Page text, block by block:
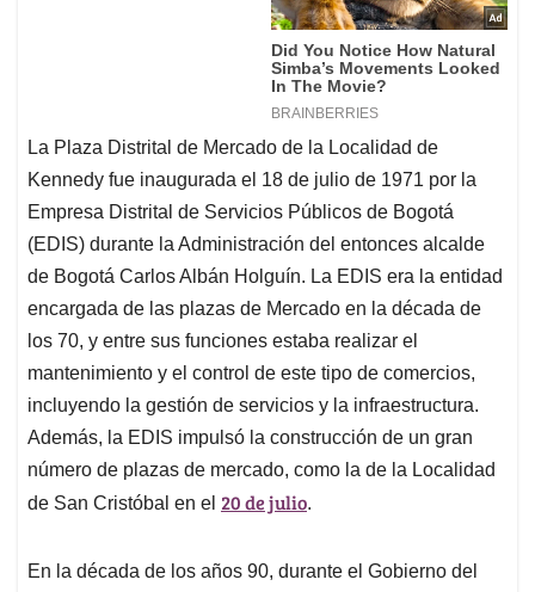
La Plaza Distrital de Mercado de la Localidad de
Kennedy fue inaugurada el 18 de julio de 1971 por la
Empresa Distrital de Servicios Públicos de Bogotá
(EDIS) durante la Administración del entonces alcalde
de Bogotá Carlos Albán Holguín. La EDIS era la entidad
encargada de las plazas de Mercado en la década de
los 70, y entre sus funciones estaba realizar el
mantenimiento y el control de este tipo de comercios,
incluyendo la gestión de servicios y la infraestructura.
Además, la EDIS impulsó la construcción de un gran
número de plazas de mercado, como la de la Localidad
de San Cristóbal en el 20 de julio.
En la década de los años 90, durante el Gobierno del